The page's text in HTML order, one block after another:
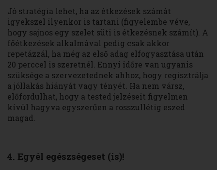
Jó stratégia lehet, ha az étkezések számát
igyekszel ilyenkor is tartani (figyelembe véve,
hogy sajnos egy szelet süti is étkezésnek számít). A
főétkezések alkalmával pedig csak akkor
repetázzál, ha még az első adag elfogyasztása után
20 perccel is szeretnél. Ennyi időre van ugyanis
szüksége a szervezetednek ahhoz, hogy regisztrálja
a jóllakás hiányát vagy tényét. Ha nem vársz,
előfordulhat, hogy a tested jelzéseit figyelmen
kívül hagyva egyszerűen a rosszullétig eszed
magad.
4. Egyél egészségeset (is)!